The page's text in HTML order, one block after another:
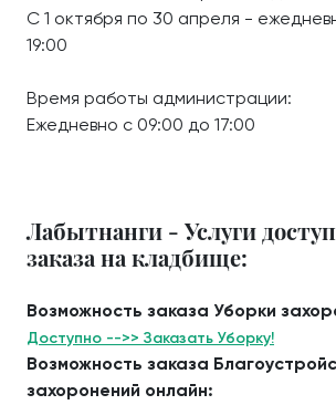
С 1 октября по 30 апреля -
19:00
Время работы администрации:
Ежедневно с 09:00 до 17:00
Лабытнанги - Услуги
заказа на кладбище:
Возможность заказа Уборки
Доступно -->> Заказать Уборку!
Возможность заказа
захоронений онлайн: